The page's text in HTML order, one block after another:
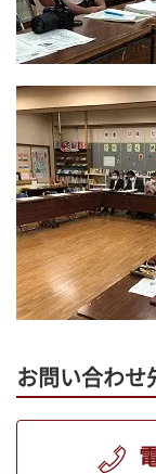
お問い合わせ